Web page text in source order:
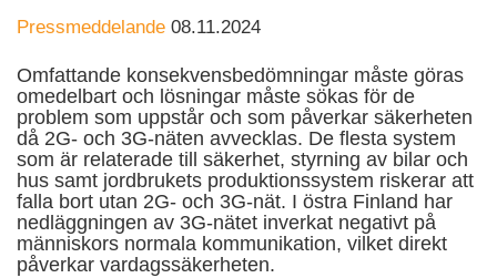
Pressmeddelande 08.11.2024
Omfattande konsekvensbedömningar måste göras
omedelbart och lösningar måste sökas för de
problem som uppstår och som påverkar säkerheten
då 2G- och 3G-näten avvecklas. De flesta system
som är relaterade till säkerhet, styrning av bilar och
hus samt jordbrukets produktionssystem riskerar att
falla bort utan 2G- och 3G-nät. I östra Finland har
nedläggningen av 3G-nätet inverkat negativt på
människors normala kommunikation, vilket direkt
påverkar vardagssäkerheten.